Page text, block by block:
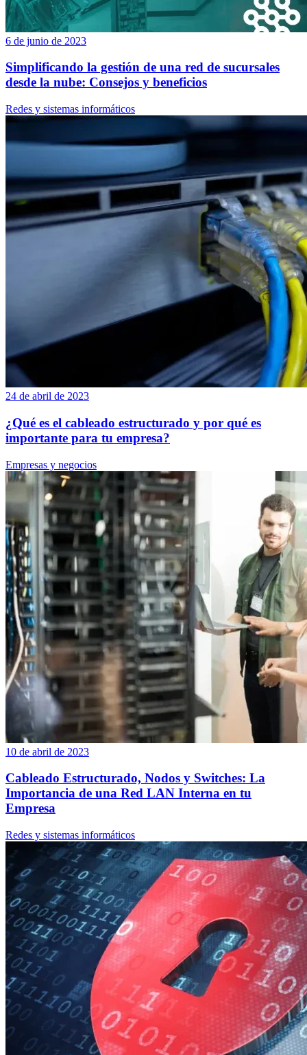
6 de junio de 2023
Simplificando la gestión de una red de sucursales
desde la nube: Consejos y beneficios
Redes y sistemas informáticos
24 de abril de 2023
¿Qué es el cableado estructurado y por qué es
importante para tu empresa?
Empresas y negocios
10 de abril de 2023
Cableado Estructurado, Nodos y Switches: La
Importancia de una Red LAN Interna en tu
Empresa
Redes y sistemas informáticos